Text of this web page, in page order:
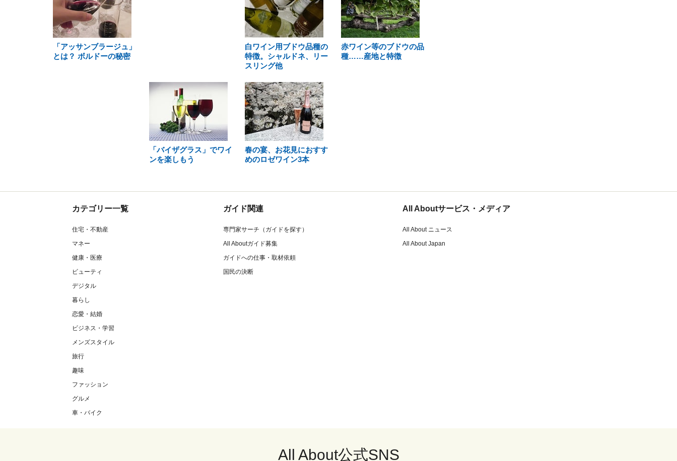
「アッサンブラージュ」
とは？ ボルドーの秘密
白ワイン用ブドウ品種の
特徴。シャルドネ、リー
スリング他
赤ワイン等のブドウの品
種……産地と特徴
「バイザグラス」でワイ
ンを楽しもう
春の宴、お花見におすす
めのロゼワイン3本
カテゴリー一覧
住宅・不動産
マネー
健康・医療
ビューティ
デジタル
暮らし
恋愛・結婚
ビジネス・学習
メンズスタイル
旅行
趣味
ファッション
グルメ
車・バイク
ガイド関連
専門家サーチ（ガイドを探す）
All Aboutガイド募集
ガイドへの仕事・取材依頼
国民の決断
All Aboutサービス・メディア
All About ニュース
All About Japan
All About公式SNS